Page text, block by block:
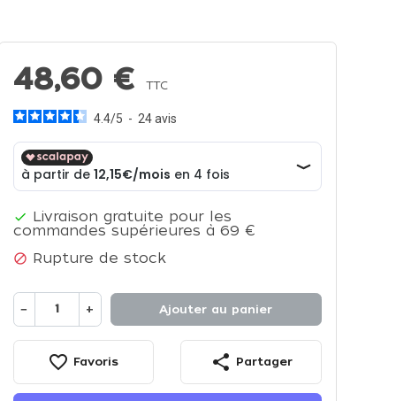
48,60 € TTC
4.4/5 - 24avis
 Livraison gratuite pour les
commandes supérieures à 69 €
 Rupture de stock
− + Ajouter au panier
favorite_border Favoris share Partager